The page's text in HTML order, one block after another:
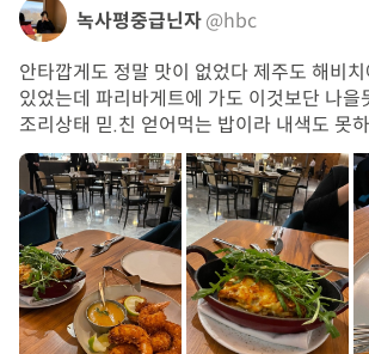
녹사평중급닌자@hbc
안타깝게도 정말 맛이 없었다 제주도 해비치
있었는데 파리바게트에 가도 이것보단 나
조리상태 믿.친 얻어먹는 밥이라 내색도 못